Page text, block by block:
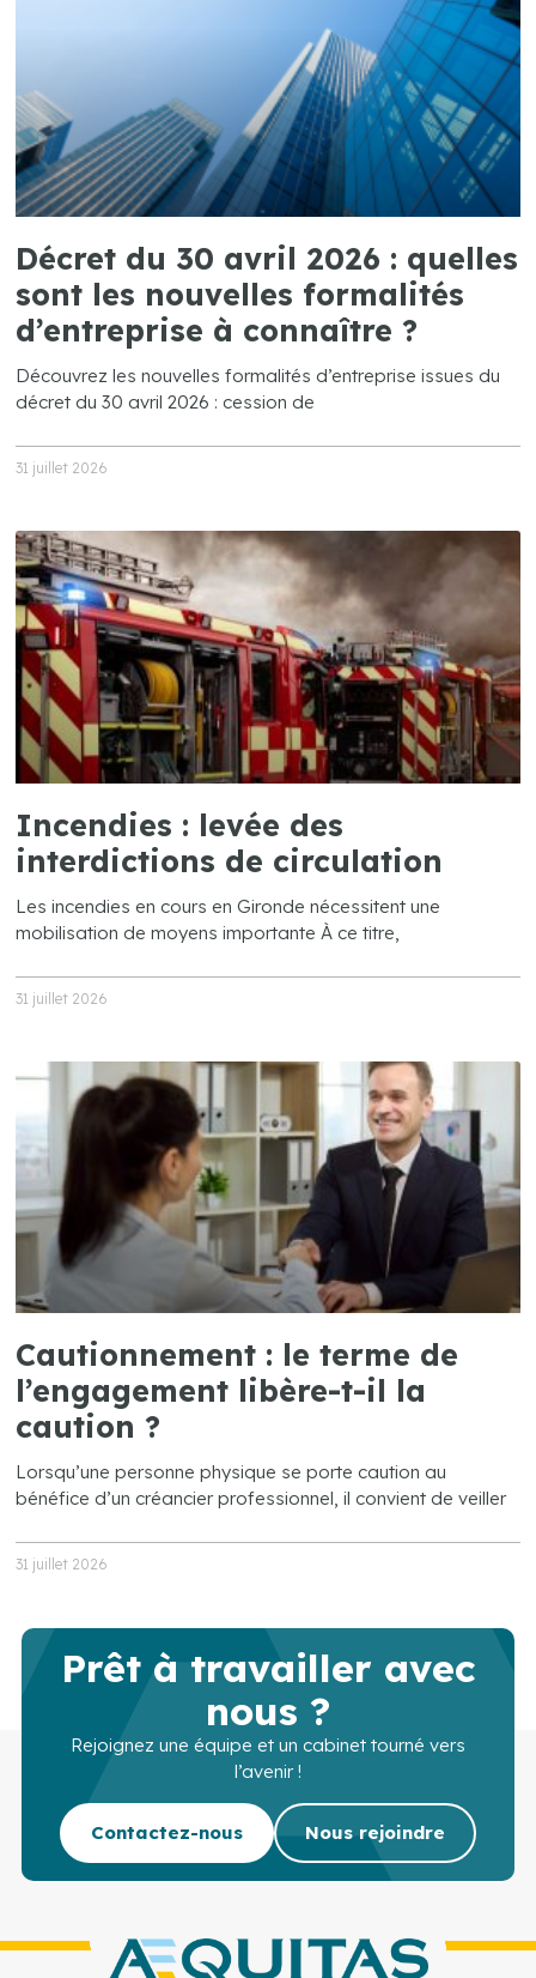
Décret du 30 avril 2026 : quelles
sont les nouvelles formalités
d’entreprise à connaître ?
Découvrez les nouvelles formalités d’entreprise issues du
décret du 30 avril 2026 : cession de
31 juillet 2026
Incendies : levée des
interdictions de circulation
Les incendies en cours en Gironde nécessitent une
mobilisation de moyens importante À ce titre,
31 juillet 2026
Cautionnement : le terme de
l’engagement libère-t-il la
caution ?
Lorsqu’une personne physique se porte caution au
bénéfice d’un créancier professionnel, il convient de veiller
31 juillet 2026
Prêt à travailler avec
nous ?
Rejoignez une équipe et un cabinet tourné vers
l’avenir !
Contactez-nous Nous rejoindre